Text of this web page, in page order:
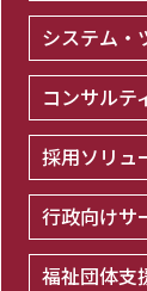
システム・
コンサルテ
採用ソリュ
行政向けサ
福祉団体支